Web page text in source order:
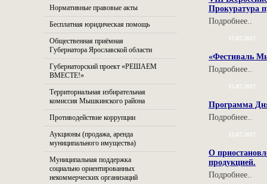
Нормативные правовые акты
Бесплатная юридическая помощь
Общественная приёмная
Губернатора Ярославской области
Губернаторский проект «РЕШАЕМ
ВМЕСТЕ!»
Территориальная избирательная
комиссия Мышкинского района
Противодействие коррупции
Аукционы (продажа, аренда
муниципального имущества)
Муниципальная поддержка
социально ориентированных
некоммерческих организаций
Прокуратура
Подробнее..
17.07.2017
«Фестиваль
Подробнее..
15.07.2017
Программа
Подробнее..
12.07.2017
О
продукцией.
Подробнее..